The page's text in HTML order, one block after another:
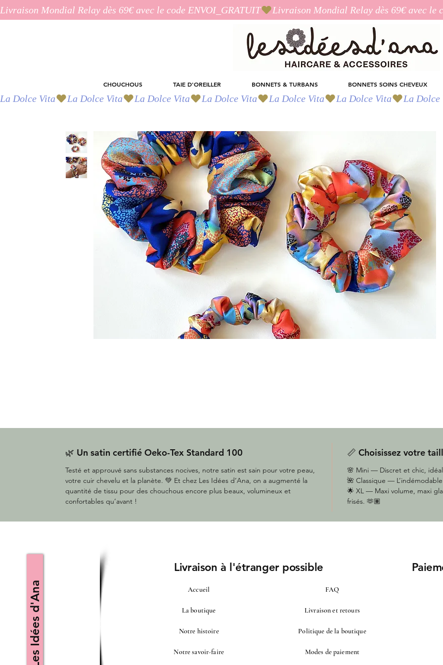
Livraison Mondial Relay dès 69€ avec le code ENVOI_GRATUIT
CHOUCHOUS TAIE D'OREILLER BONNETS & TURBANS BONNETS SOINS CHEVEUX
La Dolce Vita
🌿 Un satin certifié Oeko-Tex Standard 100
Testé et approuvé sans substances nocives, notre satin est sain pour votre peau,
votre cuir chevelu et la planète. 💚 Et chez Les Idées d’Ana, on a augmenté la
quantité de tissu pour des chouchous encore plus beaux, volumineux et
confortables qu’avant !
📏 Choisissez votre
🌸 Mini — Discret et chic,
🌺 Classique —
🌟 XL — Maxi volume, maxi
frisés. 🫶🏽
Les Idées d'Ana Accueil
La boutique
Notre histoire
Notre savoir-faire
FAQ
Livraison et retours
Politique de la boutique
Modes de paiement
Livraison à l'étranger possible